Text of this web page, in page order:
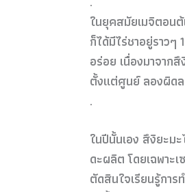
ในยุคสมัยเมจิตอน
ก็ได้มีไร่ชาอยู่ราว
อร่อย เนื่องมาจาก
ตั้งแต่ศูนย์ ลองผิด
.
ในปีนั้นเอง สึงิยะม
ดะผลิต โดยเฉพาะ
ตัดสินใจเรียนรู้กา